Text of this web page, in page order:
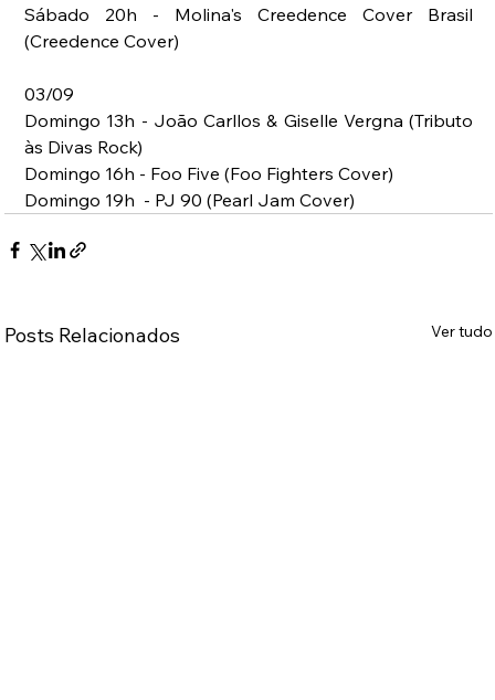
Sábado 20h - Molina's Creedence Cover Brasil
(Creedence Cover)
03/09
Domingo 13h - João Carllos & Giselle Vergna (Tributo
às Divas Rock)
Domingo 16h - Foo Five (Foo Fighters Cover)
Domingo 19h  - PJ 90 (Pearl Jam Cover)
Posts Relacionados Ver tudo